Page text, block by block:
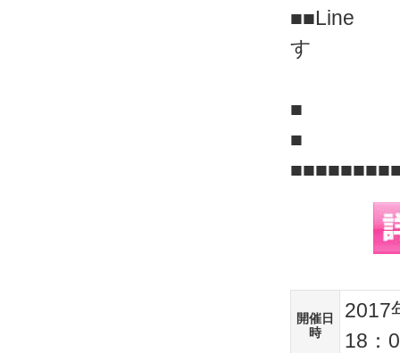
■■Line
す
■
開催日
時
2017
18：